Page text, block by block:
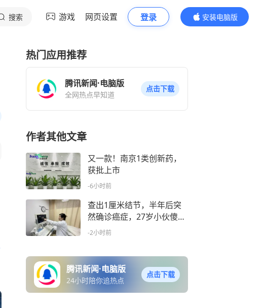
搜索 游戏 网页设置 登录
安装电脑版
内容更精彩
热门应用推荐
腾讯新闻·电脑版
全网热点早知道
点击下载
作者其他文章
又一款！南京1类创新药，
获批上市
-6小时前
查出1厘米结节，半年后突
然确诊癌症，27岁小伙傻
眼：网上不是说不用管吗？
-2小时前
腾讯新闻·电脑版
24小时陪你追热点
点击下载